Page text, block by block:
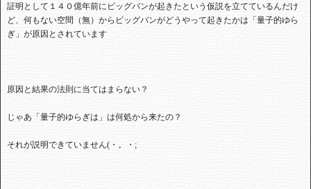
証明として１４０億年前にビッグバンが起きたという仮説を立てているんだけ
ど、何もない空間（無）からビッグバンがどうやって起きたかは「量子的ゆら
ぎ」が原因とされています
原因と結果の法則に当てはまらない？
じゃあ「量子的ゆらぎは」は何処から来たの？
それが説明できていません(・。・;